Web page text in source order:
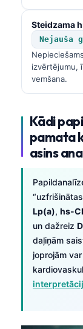
Steidzama
Nejauša
izvērtējumu,
vemšana.
Kādi
pamata
asins
Lp(a), hs-
un dažreiz
daļiņām
joprojām